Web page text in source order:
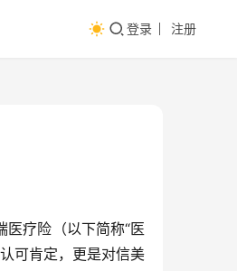
登录 注册
疗险（以下简称“医
可肯定，更是对信美